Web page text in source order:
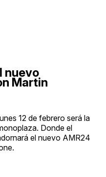
nuevo
Martin
12 de febrero será la
Donde el
el nuevo AMR24